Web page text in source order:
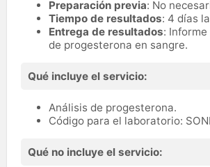
Preparación previa: No
Tiempo de resultados: 4 días
Entrega de resultados:
de progesterona en sangre.
Qué incluye el servicio:
Análisis de progesterona.
Código para el laboratorio:
Qué no incluye el servicio: